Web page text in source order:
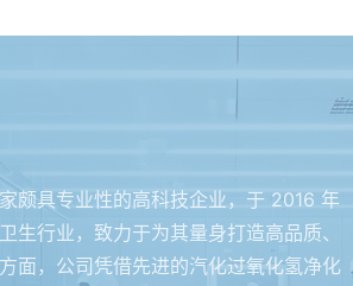
颇具专业性的高科技企业，于 2016 年
行业，致力于为其量身打造高品质、
面，公司凭借先进的汽化过氧化氢净化